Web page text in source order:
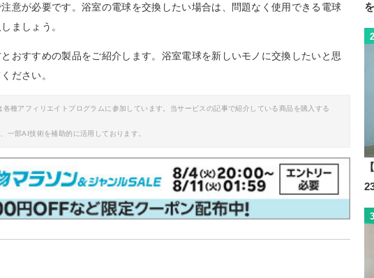
意が必要です。浴室の電球を交換したい場合は、問題なく使用できる電球
ましょう。
おすすめの製品をご紹介します。浴室電球を新しいモノに交換したいと思
ださい。
種アフィリエイトプログラムに参加しています。当サービスの記事で紹介している商品を購入する
一部AI技術を補助的に活用しております。